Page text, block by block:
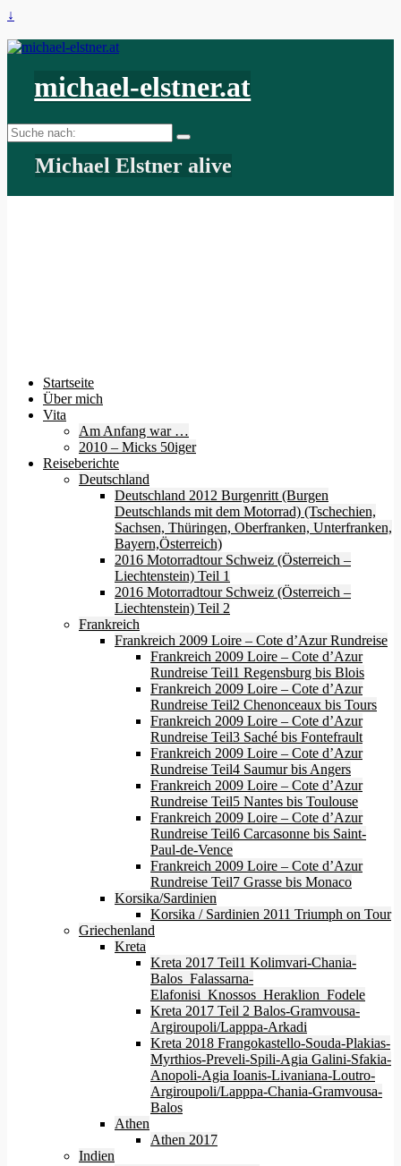
↓
michael-elstner.at
Suche
nach:
Michael Elstner alive
Startseite
Über mich
Vita
Am Anfang war …
2010 – Micks 50iger
Reiseberichte
Deutschland
Deutschland 2012 Burgenritt (Burgen
Deutschlands mit dem Motorrad) (Tschechien,
Sachsen, Thüringen, Oberfranken, Unterfranken,
Bayern,Österreich)
2016 Motorradtour Schweiz (Österreich –
Liechtenstein) Teil 1
2016 Motorradtour Schweiz (Österreich –
Liechtenstein) Teil 2
Frankreich
Frankreich 2009 Loire – Cote d’Azur Rundreise
Frankreich 2009 Loire – Cote d’Azur
Rundreise Teil1 Regensburg bis Blois
Frankreich 2009 Loire – Cote d’Azur
Rundreise Teil2 Chenonceaux bis Tours
Frankreich 2009 Loire – Cote d’Azur
Rundreise Teil3 Saché bis Fontefrault
Frankreich 2009 Loire – Cote d’Azur
Rundreise Teil4 Saumur bis Angers
Frankreich 2009 Loire – Cote d’Azur
Rundreise Teil5 Nantes bis Toulouse
Frankreich 2009 Loire – Cote d’Azur
Rundreise Teil6 Carcasonne bis Saint-
Paul-de-Vence
Frankreich 2009 Loire – Cote d’Azur
Rundreise Teil7 Grasse bis Monaco
Korsika/Sardinien
Korsika / Sardinien 2011 Triumph on Tour
Griechenland
Kreta
Kreta 2017 Teil1 Kolimvari-Chania-
Balos_Falassarna-
Elafonisi_Knossos_Heraklion_Fodele
Kreta 2017 Teil 2 Balos-Gramvousa-
Argiroupoli/Lapppa-Arkadi
Kreta 2018 Frangokastello-Souda-Plakias-
Myrthios-Preveli-Spili-Agia Galini-Sfakia-
Anopoli-Agia Ioanis-Livaniana-Loutro-
Argiroupoli/Lapppa-Chania-Gramvousa-
Balos
Athen
Athen 2017
Indien